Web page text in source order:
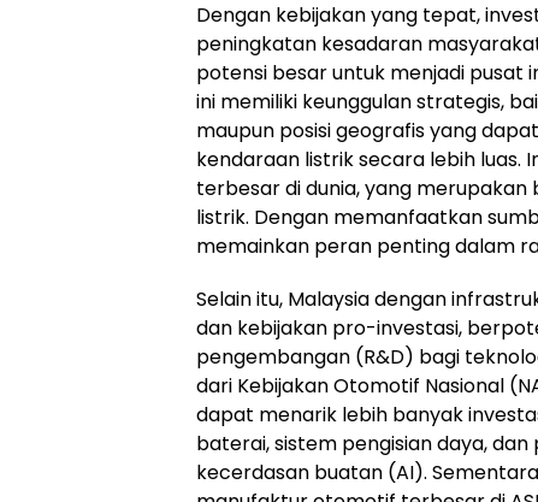
Dengan kebijakan yang tepat,
peningkatan kesadaran
potensi besar untuk menjadi pusat
ini memiliki keunggulan strategis,
maupun posisi geografis yang
kendaraan listrik secara lebih luas.
terbesar di dunia, yang
listrik. Dengan memanfaatkan
memainkan peran penting dalam
Selain itu, Malaysia dengan
dan kebijakan pro-investasi,
pengembangan (R&D) bagi
dari Kebijakan Otomotif Nasional
dapat menarik lebih banyak
baterai, sistem pengisian daya,
kecerdasan buatan (AI).